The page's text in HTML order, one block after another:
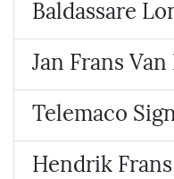
Baldassare
Jan Frans
Telemaco
Hendrik